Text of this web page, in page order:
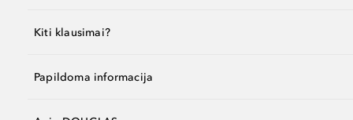
Kiti klausimai?
Papildoma informacija